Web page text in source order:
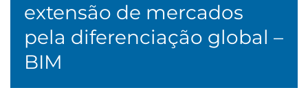
extensão de mercados
pela diferenciação global –
BIM